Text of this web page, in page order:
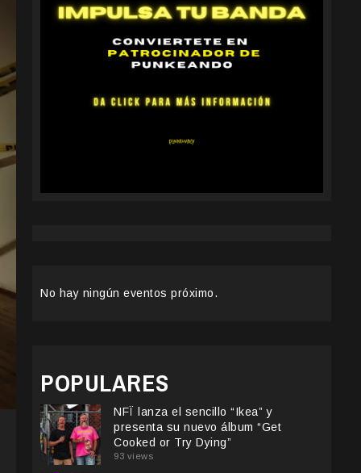
No hay ningún eventos próximo.
POPULARES
NFÏ lanza el sencillo “Ikea” y
presenta su nuevo álbum “Get
Cooked or Try Dying”
93 views